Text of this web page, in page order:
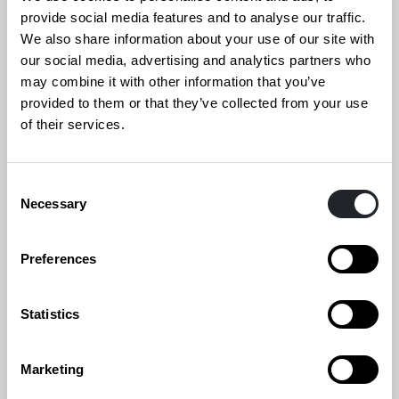
provide social media features and to analyse our traffic.
We also share information about your use of our site with
our social media, advertising and analytics partners who
may combine it with other information that you’ve
provided to them or that they’ve collected from your use
of their services.
Selection
Necessary
Preferences
Statistics
Marketing
sekä teknisesti kunnianhimoinen toteutus.
Tärkeää on, että idea ei jää pelkäksi
luonnokseksi, vaan se viedään kunnianhimoisesti
loppuun asti.
Albiino. Ilme juhlistaa luovuutta ja
yllätyksellisyyden ja tekemisen ilon sekä
valossa.
Vuoden Huiput 2025 -kilpailun sisäänjättö alkaa
2. tammikuuta 2026 ja päättyy 23. tammikuuta